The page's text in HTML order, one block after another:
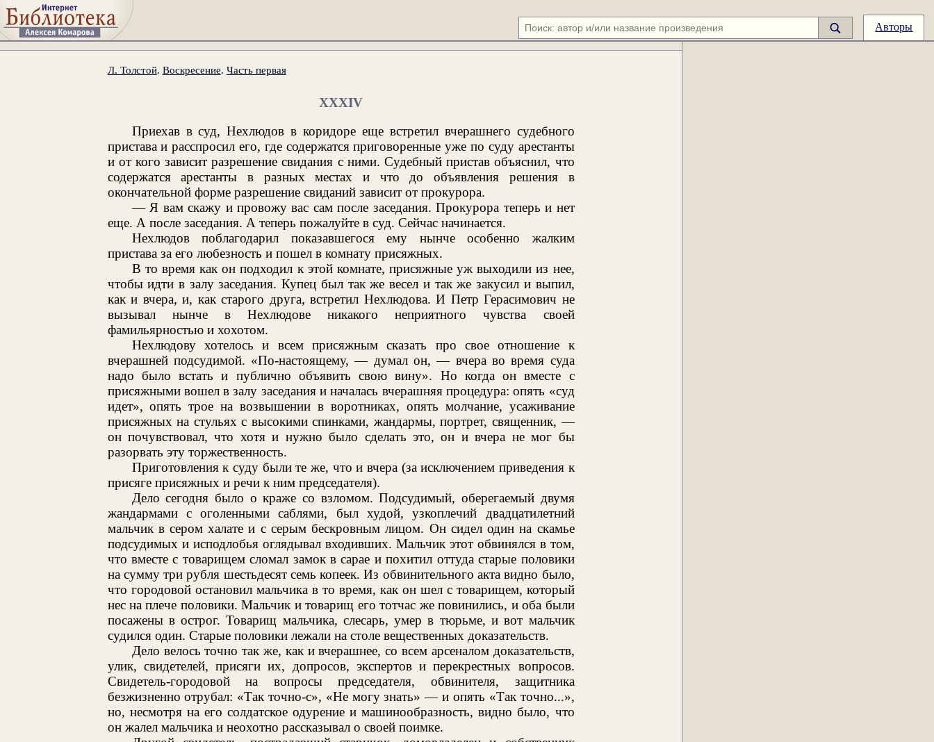
Авторы
Л. Толстой. Воскресение. Часть первая
XXXIV
Приехав в суд, Нехлюдов в коридоре еще встретил вчерашнего судебного
пристава и расспросил его, где содержатся приговоренные уже по суду арестанты
и от кого зависит разрешение свидания с ними. Судебный пристав объяснил, что
содержатся арестанты в разных местах и что до объявления решения в
окончательной форме разрешение свиданий зависит от прокурора.
— Я вам скажу и провожу вас сам после заседания. Прокурора теперь и нет
еще. А после заседания. А теперь пожалуйте в суд. Сейчас начинается.
Нехлюдов поблагодарил показавшегося ему нынче особенно жалким
пристава за его любезность и пошел в комнату присяжных.
В то время как он подходил к этой комнате, присяжные уж выходили из нее,
чтобы идти в залу заседания. Купец был так же весел и так же закусил и выпил,
как и вчера, и, как старого друга, встретил Нехлюдова. И Петр Герасимович не
вызывал нынче в Нехлюдове никакого неприятного чувства своей
фамильярностью и хохотом.
Нехлюдову хотелось и всем присяжным сказать про свое отношение к
вчерашней подсудимой. «По-настоящему, — думал он, — вчера во время суда
надо было встать и публично объявить свою вину». Но когда он вместе с
присяжными вошел в залу заседания и началась вчерашняя процедура: опять «суд
идет», опять трое на возвышении в воротниках, опять молчание, усаживание
присяжных на стульях с высокими спинками, жандармы, портрет, священник, —
он почувствовал, что хотя и нужно было сделать это, он и вчера не мог бы
разорвать эту торжественность.
Приготовления к суду были те же, что и вчера (за исключением приведения к
присяге присяжных и речи к ним председателя).
Дело сегодня было о краже со взломом. Подсудимый, оберегаемый двумя
жандармами с оголенными саблями, был худой, узкоплечий двадцатилетний
мальчик в сером халате и с серым бескровным лицом. Он сидел один на скамье
подсудимых и исподлобья оглядывал входивших. Мальчик этот обвинялся в том,
что вместе с товарищем сломал замок в сарае и похитил оттуда старые половики
на сумму три рубля шестьдесят семь копеек. Из обвинительного акта видно было,
что городовой остановил мальчика в то время, как он шел с товарищем, который
нес на плече половики. Мальчик и товарищ его тотчас же повинились, и оба были
посажены в острог. Товарищ мальчика, слесарь, умер в тюрьме, и вот мальчик
судился один. Старые половики лежали на столе вещественных доказательств.
Дело велось точно так же, как и вчерашнее, со всем арсеналом доказательств,
улик, свидетелей, присяги их, допросов, экспертов и перекрестных вопросов.
Свидетель-городовой на вопросы председателя, обвинителя, защитника
безжизненно отрубал: «Так точно-с», «Не могу знать» — и опять «Так точно...»,
но, несмотря на его солдатское одурение и машинообразность, видно было, что
он жалел мальчика и неохотно рассказывал о своей поимке.